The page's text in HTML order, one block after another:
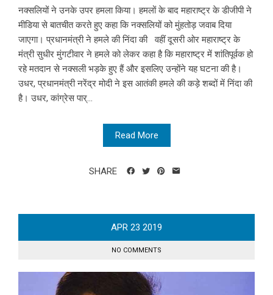
नक्सलियों ने उनके उपर हमला किया। हमलों के बाद महाराष्ट्र के डीजीपी ने
मीडिया से बातचीत करते हुए कहा कि नक्सलियों को मुंहतोड़ जवाब दिया
जाएगा। प्रधानमंत्री ने हमले की निंदा की वहीं दूसरी ओर महाराष्ट्र के
मंत्री सुधीर मुंगटीवार ने हमले को लेकर कहा है कि महाराष्ट्र में शांतिपूर्वक हो
रहे मतदान से नक्सली भड़के हुए हैं और इसलिए उन्होंने यह घटना की है।
उधर, प्रधानमंत्री नरेंद्र मोदी ने इस आतंकी हमले की कड़े शब्दों में निंदा की
है। उधर, कांग्रेस पार्...
Read More
SHARE
APR 23 2019
NO COMMENTS